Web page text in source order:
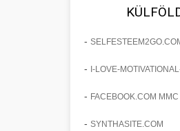
os
Lépésről
os
Teljes
-
- I-LOVE-
- FACEBOOK.COM
- SYNTHASITE.COM